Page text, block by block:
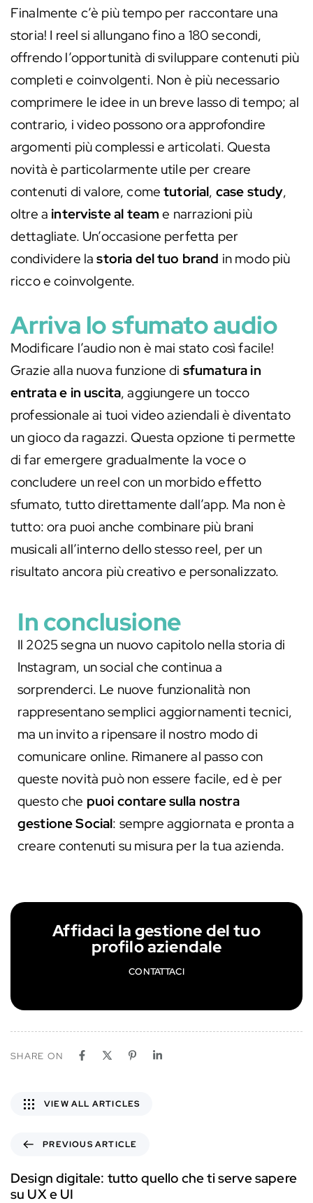
Finalmente c’è più tempo per raccontare una
storia! I reel si allungano fino a 180 secondi,
offrendo l’opportunità di sviluppare contenuti più
completi e coinvolgenti. Non è più necessario
comprimere le idee in un breve lasso di tempo; al
contrario, i video possono ora approfondire
argomenti più complessi e articolati. Questa
novità è particolarmente utile per creare
contenuti di valore, cometutorial, case study,
oltre a interviste al team e narrazioni più
dettagliate. Un’occasione perfetta per
condividere lastoria del tuo brand in modo più
ricco e coinvolgente.
Arriva lo sfumato audio
Modificare l’audio non è mai stato così facile!
Grazie alla nuova funzione di sfumatura in
entrata e in uscita, aggiungere un tocco
professionale ai tuoi video aziendali è diventato
un gioco da ragazzi. Questa opzione ti permette
di far emergere gradualmente la voce o
concludere un reel con un morbido effetto
sfumato, tutto direttamente dall’app. Ma non è
tutto: ora puoi anche combinare più brani
musicali all’interno dello stesso reel, per un
risultato ancora più creativo e personalizzato.
In conclusione
Il 2025 segna un nuovo capitolo nella storia di
Instagram, un social che continua a
sorprenderci. Le nuove funzionalità non
rappresentano semplici aggiornamenti tecnici,
ma un invito a ripensare il nostro modo di
comunicare online. Rimanere al passo con
queste novità può non essere facile, ed è per
questo che puoi contare sulla nostra
gestione Social: sempre aggiornata e pronta a
creare contenuti su misura per la tua azienda.
Affidaci la gestione del tuo
profilo aziendale
CONTATTACI
SHARE ON
PREVIOUS ARTICLE
Design digitale: tutto quello che ti serve sapere
su UX e UI
VIEW ALL ARTICLES